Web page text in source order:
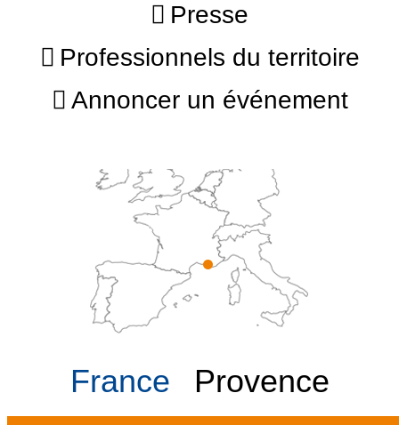
Presse
Professionnels du territoire
Annoncer un événement
France Provence